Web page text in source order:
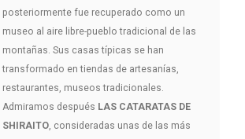
posteriormente fue recuperado como un
museo al aire libre-pueblo tradicional de las
montañas. Sus casas típicas se han
transformado en tiendas de artesanías,
restaurantes, museos tradicionales.
Admiramos después LAS CATARATAS DE
SHIRAITO, consideradas unas de las más